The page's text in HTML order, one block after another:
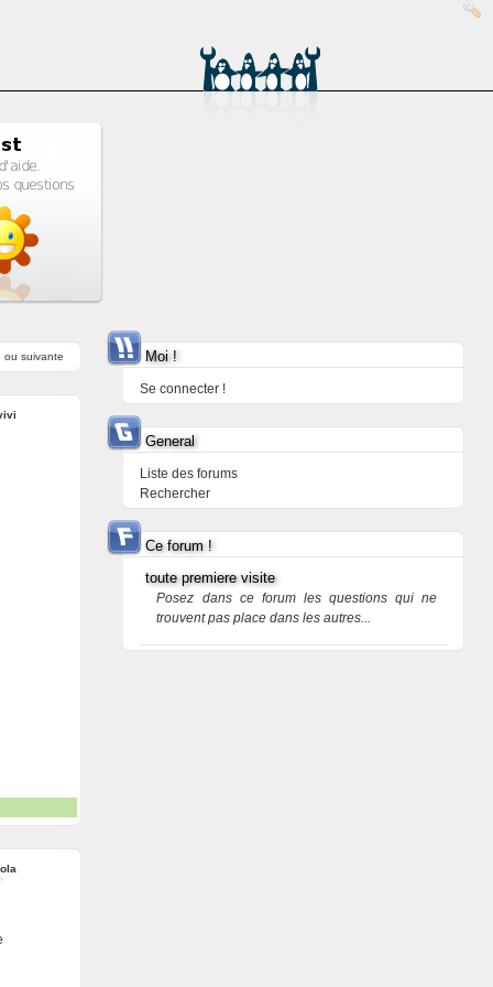
ou suivante Moi !
Se connecter !
General
Liste des forums
Rechercher
Ce forum !
toute premiere visite
Posez dans ce forum les questions qui ne
trouvent pas place dans les autres...